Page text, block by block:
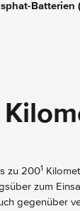
Batterien
zu 2001
zum
gegenüber